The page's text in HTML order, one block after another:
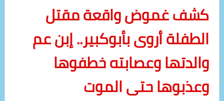
كشف غموض واقعة مقتل
الطفلة أروى بأبوكبير.. إبن عم
والدتها وعصابته خطفوها
وعذبوها حتى الموت